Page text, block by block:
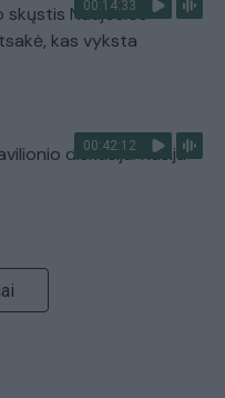
00:14:33
skųstis Naujosios
kas vyksta
00:42:12
diskusija: Rusija